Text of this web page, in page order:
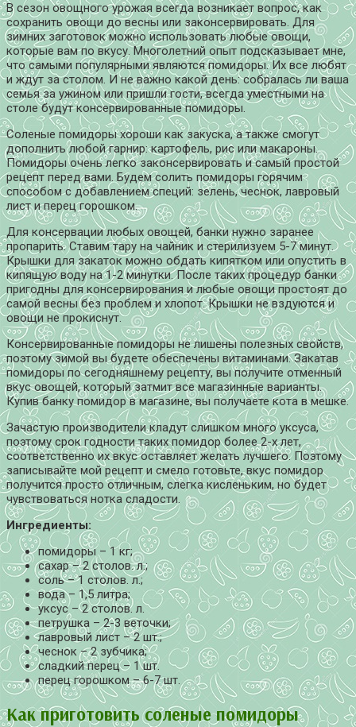
В сезон овощного урожая всегда возникает вопрос, как
сохранить овощи до весны или законсервировать. Для
зимних заготовок можно использовать любые овощи,
которые вам по вкусу.Многолетний опыт подсказывает мне,
что самыми популярными являются помидоры. Их все любят
и ждут за столом. И не важно какой день: собралась ли ваша
семья за ужином или пришли гости, всегда уместными на
столе будут консервированные помидоры.
Соленые помидоры хороши как закуска, а также смогут
дополнить любой гарнир: картофель, рис или макароны.
Помидоры очень легко законсервировать и самый простой
рецепт перед вами. Будем солить помидоры горячим
способом с добавлением специй: зелень, чеснок, лавровый
лист и перец горошком.
Для консервации любых овощей, банки нужно заранее
пропарить. Ставим тару на чайник и стерилизуем 5-7 минут.
Крышки для закаток можно обдать кипятком или опустить в
кипящую воду на 1-2 минутки. После таких процедур банки
пригодны для консервирования и любые овощи простоят до
самой весны без проблем и хлопот. Крышки не вздуются и
овощи не прокиснут.
Консервированные помидоры не лишены полезных свойств,
поэтому зимой вы будете обеспечены витаминами. Закатав
помидоры по сегодняшнему рецепту, вы получите отменный
вкус овощей, который затмит все магазинные варианты.
Купив банку помидор в магазине, вы получаете кота в мешке.
Зачастую производители кладут слишком много уксуса,
поэтому срок годности таких помидор более 2-х лет,
соответственно их вкус оставляет желать лучшего. Поэтому
записывайте мой рецепт и смело готовьте, вкус помидор
получится просто отличным, слегка кисленьким, но будет
чувствоваться нотка сладости.
Ингредиенты:
помидоры – 1 кг;
сахар – 2 столов. л.;
соль – 1 столов. л.;
вода – 1,5 литра;
уксус – 2 столов. л.
петрушка – 2-3 веточки;
лавровый лист – 2 шт.;
чеснок – 2 зубчика;
сладкий перец – 1 шт.
перец горошком – 6-7 шт.
Как приготовить соленые помидоры